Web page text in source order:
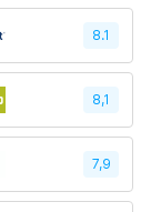
8.1
8,1
7,9